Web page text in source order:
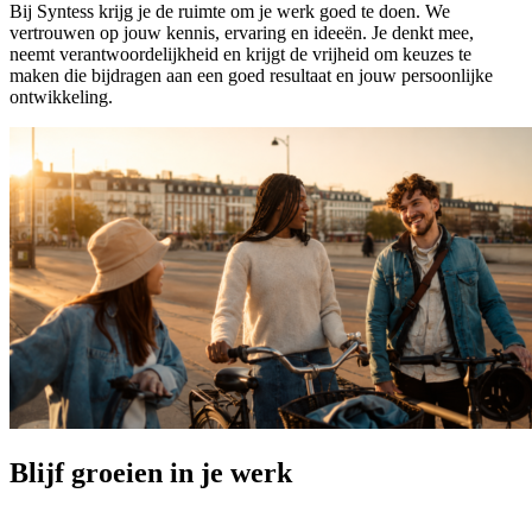
Bij Syntess krijg je de ruimte om je werk goed te doen. We
vertrouwen op jouw kennis, ervaring en ideeën. Je denkt mee,
neemt verantwoordelijkheid en krijgt de vrijheid om keuzes te
maken die bijdragen aan een goed resultaat en jouw persoonlijke
ontwikkeling.
Blijf groeien in je werk